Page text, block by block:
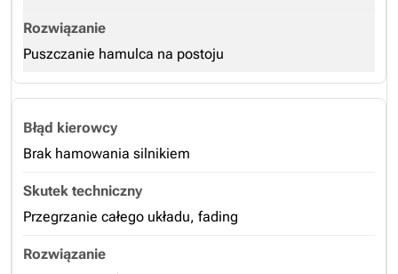
Puszczanie hamulca na postoju
Brak hamowania silnikiem
Przegrzanie całego układu, fading